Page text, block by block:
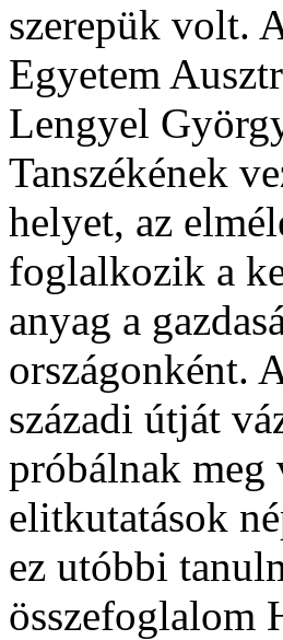
szerepük volt.
Egyetem
Lengyel
Tanszékének
helyet, az
foglalkozik a
anyag a
országonként.
századi útját
próbálnak meg
elitkutatások
ez utóbbi
összefoglalom